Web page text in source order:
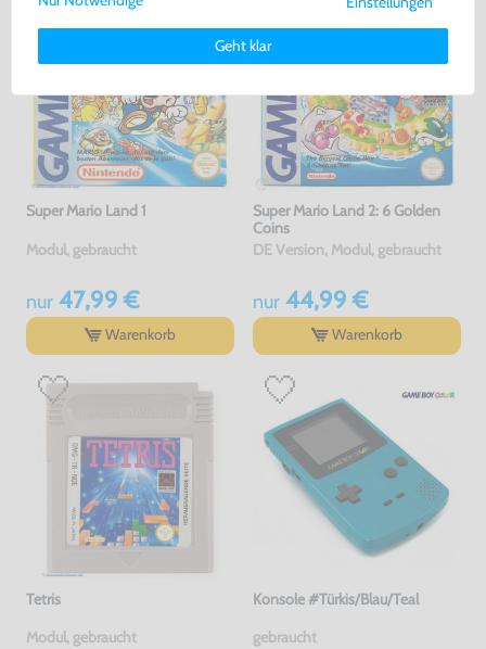
Super Mario Land 1
Modul, gebraucht
nur47,99 €
Warenkorb
Super Mario Land 2: 6 Golden
Coins
DE Version, Modul, gebraucht
nur44,99 €
Warenkorb
Tetris
Modul, gebraucht
Konsole #Türkis/Blau/Teal
gebraucht
Weitere Informationen zu den von uns verwendeten Cookies und
Deinen Rechten als Nutzer findest Du in unsererDaten­schutz­
Impressum.
Geht klar